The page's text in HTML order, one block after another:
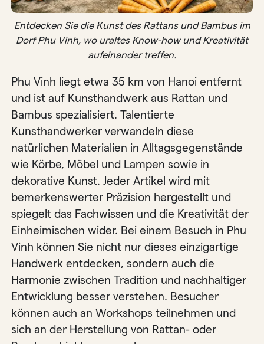
Entdecken Sie die Kunst des Rattans und Bambus im
Dorf Phu Vinh, wo uraltes Know-how und Kreativität
aufeinander treffen.
Phu Vinh liegt etwa 35 km von Hanoi entfernt
und ist auf Kunsthandwerk aus Rattan und
Bambus spezialisiert. Talentierte
Kunsthandwerker verwandeln diese
natürlichen Materialien in Alltagsgegenstände
wie Körbe, Möbel und Lampen sowie in
dekorative Kunst. Jeder Artikel wird mit
bemerkenswerter Präzision hergestellt und
spiegelt das Fachwissen und die Kreativität der
Einheimischen wider. Bei einem Besuch in Phu
Vinh können Sie nicht nur dieses einzigartige
Handwerk entdecken, sondern auch die
Harmonie zwischen Tradition und nachhaltiger
Entwicklung besser verstehen. Besucher
können auch an Workshops teilnehmen und
sich an der Herstellung von Rattan- oder